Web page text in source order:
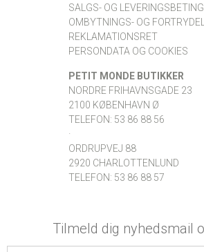
SALGS- OG
OMBYTNINGS- OG
REKLAMATIONSRET
PERSONDATA OG COOKIES
PETIT MONDE BUTIKKER
NORDRE FRIHAVNSGADE 23
2100 KØBENHAVN Ø
TELEFON: 53 86 88 56
·
ORDRUPVEJ 88
2920 CHARLOTTENLUND
TELEFON: 53 86 88 57
Tilmeld dig nyhedsmail